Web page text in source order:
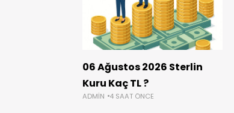
06 Ağustos 2026 Sterlin
Kuru Kaç TL ?
ADMIN 4 SAAT ÖNCE